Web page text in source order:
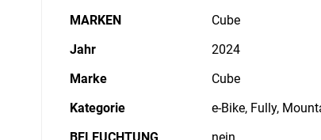
MARKEN
Cube
Jahr
2024
Marke
Cube
Kategorie
e-Bike, Fully,